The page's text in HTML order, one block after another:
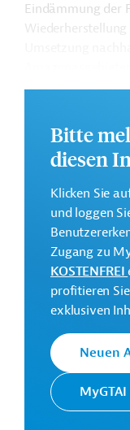
Eindämmung der
GTAI informiert
und praktische
Gesamtkosten:
0,95 Millionen
Geberbeitrag:
0,95 Millionen
Bitte
diesen
Klicken Sie
und loggen
Zugang zu
KOSTENFREI
profitieren
exklusiven
Neuen